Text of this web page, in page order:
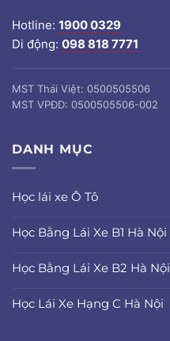
Hotline: 1900 0329
Di động: 098 818 7771
MST Thái Việt: 0500505506
MST VPĐD: 0500505506-002
DANH MỤC
Học lái xe Ô Tô
Học Bằng Lái Xe B1 Hà Nội
Học Bằng Lái Xe B2 Hà Nội
Học Lái Xe Hạng C Hà Nội